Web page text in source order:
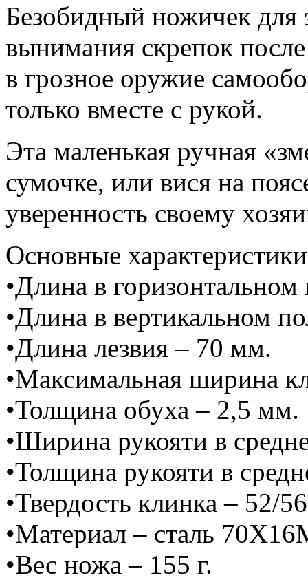
Безобидный ножичек для
вынимания скрепок
в грозное оружие
только вместе с рукой.
Эта маленькая ручная
сумочке, или вися на
уверенность своему
Основные характеристики
•Длина в
•Длина в вертикальном
•Длина лезвия – 70 мм.
•Максимальная ширина
•Толщина обуха – 2,5 мм.
•Ширина рукояти в
•Толщина рукояти в
•Твердость клинка – 52/
•Материал – сталь
•Вес ножа – 155 г.